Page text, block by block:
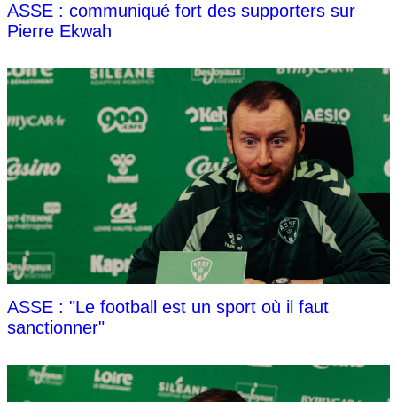
ASSE : communiqué fort des supporters sur
Pierre Ekwah
ASSE : "Le football est un sport où il faut
sanctionner"